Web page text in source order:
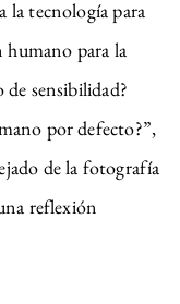
la tecnología para
humano para la
de sensibilidad?
por defecto?”,
de la fotografía
reflexión